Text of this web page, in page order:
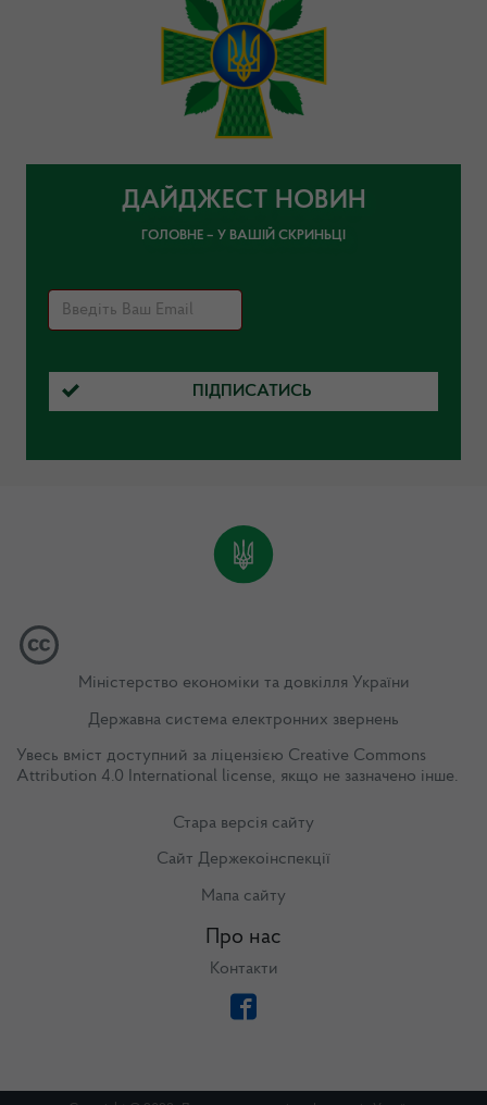
ДАЙДЖЕСТ НОВИН
ГОЛОВНЕ – У ВАШІЙ СКРИНЬЦІ
ПІДПИСАТИСЬ
Міністерство економіки та довкілля України
Державна система електронних звернень
Увесь вміст доступний за ліцензією Creative Commons
Attribution 4.0 International license, якщо не зазначено інше.
Стара версія сайту
Сайт Держекоінспекції
Мапа сайту
Про нас
Контакти